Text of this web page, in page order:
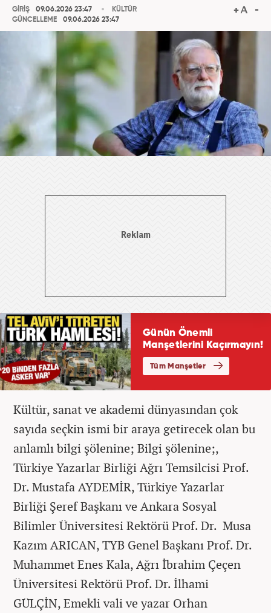
GİRİŞ
09.06.2026 23:47
GÜNCELLEME
09.06.2026 23:47
KÜLTÜR
Kültür, sanat ve akademi dünyasından çok
sayıda seçkin ismi bir araya getirecek olan bu
anlamlı bilgi şölenine; Bilgi şölenine;,
Türkiye Yazarlar Birliği Ağrı Temsilcisi Prof.
Dr. Mustafa AYDEMİR, Türkiye Yazarlar
Birliği Şeref Başkanı ve Ankara Sosyal
Bilimler Üniversitesi Rektörü Prof. Dr. Musa
Kazım ARICAN, TYB Genel Başkanı Prof. Dr.
Muhammet Enes Kala, Ağrı İbrahim Çeçen
Üniversitesi Rektörü Prof. Dr. İlhami
GÜLÇİN, Emekli vali ve yazar Orhan